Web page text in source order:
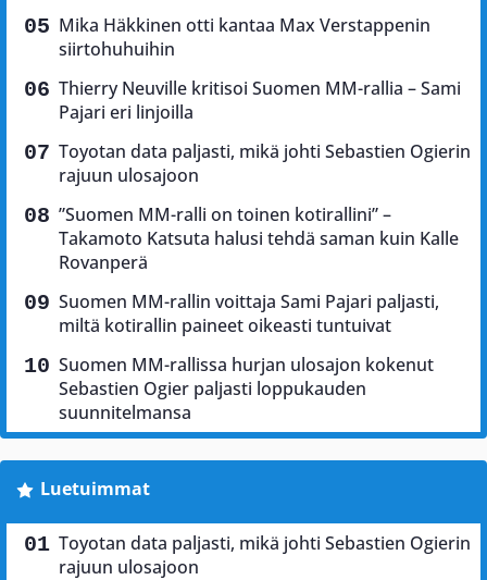
Mika Häkkinen otti kantaa Max Verstappenin
siirtohuhuihin
Thierry Neuville kritisoi Suomen MM-rallia – Sami
Pajari eri linjoilla
Toyotan data paljasti, mikä johti Sebastien Ogierin
rajuun ulosajoon
”Suomen MM-ralli on toinen kotirallini” –
Takamoto Katsuta halusi tehdä saman kuin Kalle
Rovanperä
Suomen MM-rallin voittaja Sami Pajari paljasti,
miltä kotirallin paineet oikeasti tuntuivat
Suomen MM-rallissa hurjan ulosajon kokenut
Sebastien Ogier paljasti loppukauden
suunnitelmansa
Luetuimmat
Toyotan data paljasti, mikä johti Sebastien Ogierin
rajuun ulosajoon